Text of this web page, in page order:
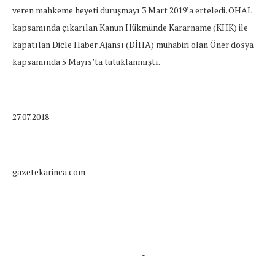
veren mahkeme heyeti duruşmayı 3 Mart 2019’a erteledi. OHAL
kapsamında çıkarılan Kanun Hükmünde Kararname (KHK) ile
kapatılan Dicle Haber Ajansı (DİHA) muhabiri olan Öner dosya
kapsamında 5 Mayıs’ta tutuklanmıştı.
27.07.2018
gazetekarinca.com